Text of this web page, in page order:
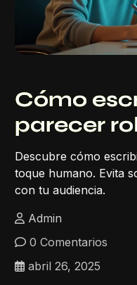
Cómo
parecer
Descubre cómo
toque humano. Evita
con tu audiencia.
Admin
0 Comentarios
abril 26, 2025